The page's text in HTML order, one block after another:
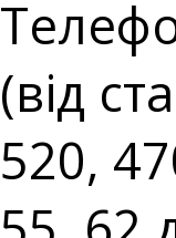
(від
520,